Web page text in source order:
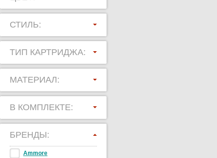
СТИЛЬ:
ТИП КАРТРИДЖА:
МАТЕРИАЛ:
В КОМПЛЕКТЕ:
БРЕНДЫ:
Ammore